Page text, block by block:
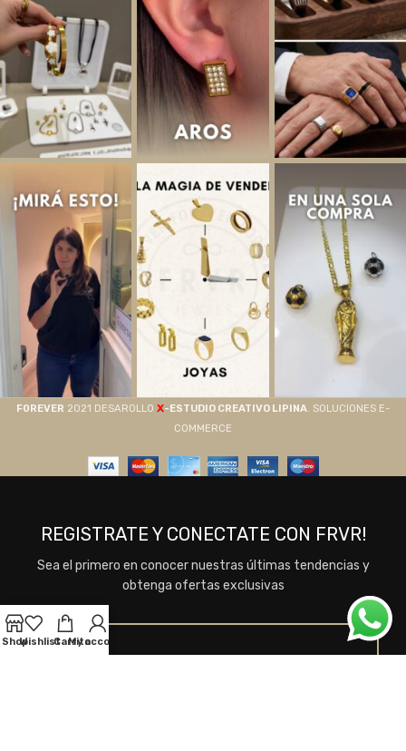
F0REVER 2021 DESAROLLO X-ESTUDIO CREATIVO LIPINA. SOLUCIONES E-
COMMERCE
REGISTRATE Y CONECTATE CON FRVR!
Sea el primero en conocer nuestras últimas tendencias y
obtenga ofertas exclusivas
ShopWishlistCarrito
My account